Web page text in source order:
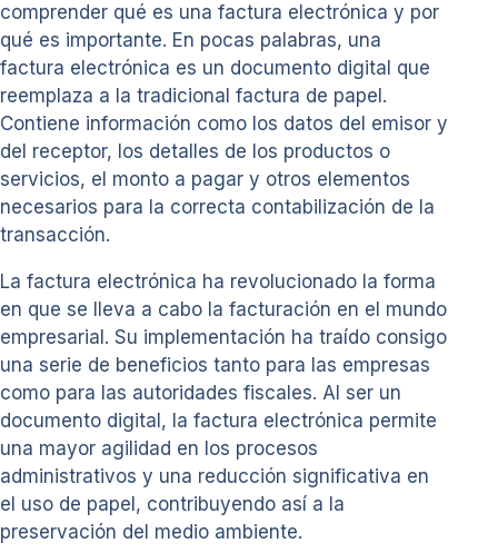
comprender qué es una factura electrónica y por
qué es importante. En pocas palabras, una
factura electrónica es un documento digital que
reemplaza a la tradicional factura de papel.
Contiene información como los datos del emisor y
del receptor, los detalles de los productos o
servicios, el monto a pagar y otros elementos
necesarios para la correcta contabilización de la
transacción.
La factura electrónica ha revolucionado la forma
en que se lleva a cabo la facturación en el mundo
empresarial. Su implementación ha traído consigo
una serie de beneficios tanto para las empresas
como para las autoridades fiscales. Al ser un
documento digital, la factura electrónica permite
una mayor agilidad en los procesos
administrativos y una reducción significativa en
el uso de papel, contribuyendo así a la
preservación del medio ambiente.